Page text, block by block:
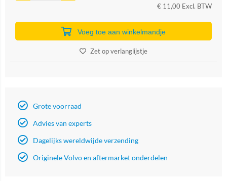
€ 11,00 Excl. BTW
Voeg toe aan winkelmandje
Zet op verlanglijstje
Grote voorraad
Advies van experts
Dagelijks wereldwijde verzending
Originele Volvo en aftermarket onderdelen